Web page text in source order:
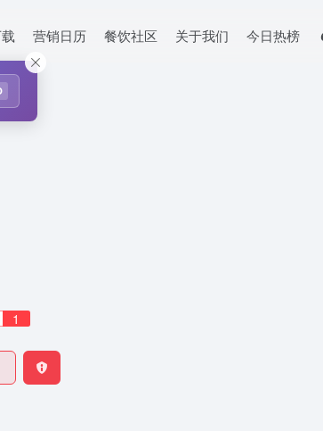
营销日历 餐饮社区 关于我们 今日热榜
1